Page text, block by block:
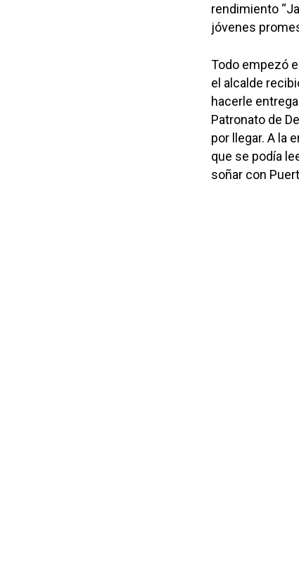
rendimiento
jóvenes
Todo empezó
el alcalde
hacerle
Patronato de
por llegar. A la
que se podía
soñar con